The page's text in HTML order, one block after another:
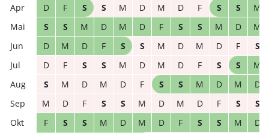
D
F S S M D M D F S S
M
S
S M D M D F S S M D
M
D
M D F S S M D M D F
S
D
F S S M D M D F S S
M
S
M D M D F S S M D M
D
M
D F S S M D M D F S
S
F
S S M D M D F S S M D